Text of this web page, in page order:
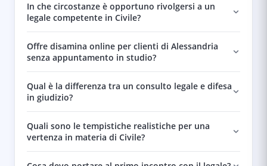
In che circostanze è opportuno rivolgersi a un
legale competente in Civile?
Offre disamina online per clienti di Alessandria
senza appuntamento in studio?
Qual è la differenza tra un consulto legale e difesa
in giudizio?
Quali sono le tempistiche realistiche per una
vertenza in materia di Civile?